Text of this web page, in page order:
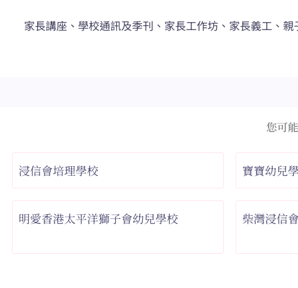
家長講座、學校通訊及季刊、家長工作坊、家長義工、
您可
浸信會培理學校 寶寶幼兒
明愛香港太平洋獅子會幼兒學校 柴灣浸信